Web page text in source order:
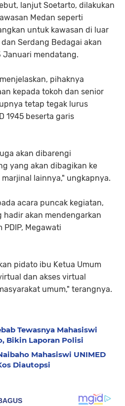
lanjut Soetarto, dilakukan
Medan seperti
untuk kawasan di luar
Serdang Bedagai akan
Januari mendatang.
pihaknya
kepada tokoh dan senior
tetap tegak lurus
1945 beserta garis
akan dibarengi
yang akan dibagikan ke
lainnya," ungkapnya.
acara puncak kegiatan,
akan mendengarkan
Megawati
pidato ibu Ketua Umum
dan akses virtual
umum," terangnya.
Tewasnya Mahasiswi
Bikin Laporan Polisi
Mahasiswi UNIMED
Diautopsi